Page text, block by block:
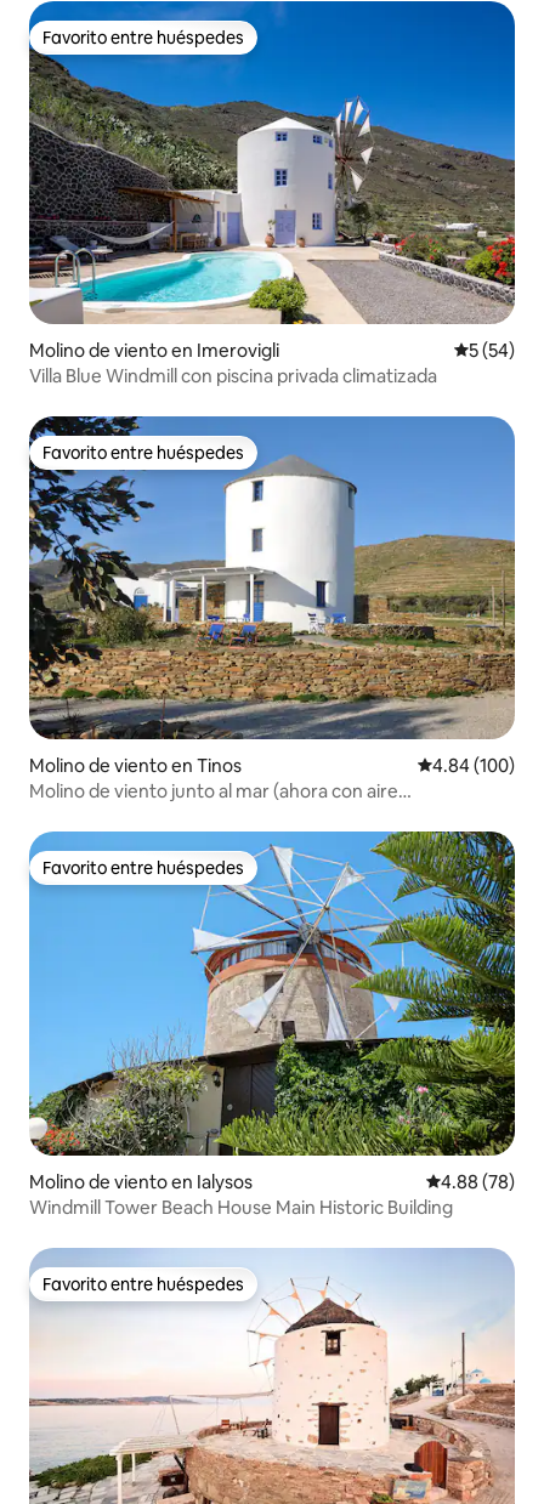
Favorito entre huéspedes
Favorito entre huéspedes
Molino de viento en Imerovigli
5 (54)
Villa Blue Windmill con piscina privada climatizada
Favorito entre huéspedes
Favorito entre huéspedes
Molino de viento en Tinos Calificación
4.84 (100)
Molino de viento junto al mar (ahora con aire
Favorito entre huéspedes
Favorito entre huéspedes
Molino de viento en Ialysos Calificación
4.88 (78)
Windmill Tower Beach House Main Historic Building
Favorito entre huéspedes
Favorito entre huéspedes